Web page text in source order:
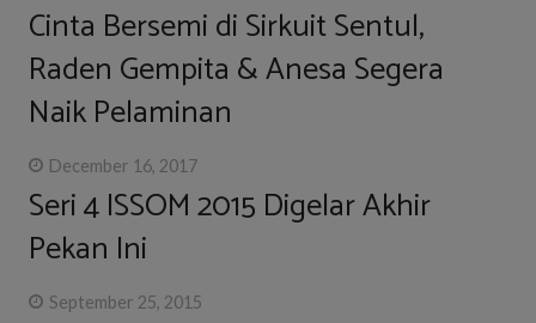
Cinta Bersemi di Sirkuit Sentul,
Raden Gempita & Anesa Segera
Naik Pelaminan
December 16, 2017
Seri 4 ISSOM 2015 Digelar Akhir
Pekan Ini
September 25, 2015